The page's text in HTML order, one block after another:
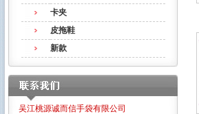
卡夹
皮拖鞋
新款
吴江桃源诚而信手袋有限公司